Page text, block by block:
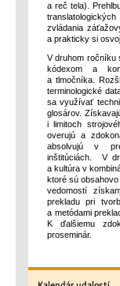
a reč tela).
zvládania
a prakticky si
V druhom ročníku
kódexom a
a tlmočníka.
terminologické
sa využívať
glosárov.
i limitoch
overujú a
absolvujú v
inštitúciách. V
a kultúra v
ktoré sú
vedomostí
prekladu pri
a metódami
K ďalšiemu
proseminár.